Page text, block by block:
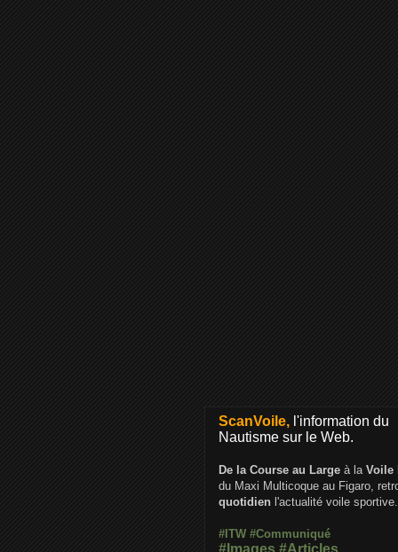
ScanVoile, l'information du
Nautisme sur le Web.
De la Course au Large à la Voile
du Maxi Multicoque au Figaro,
quotidien l'actualité voile sportive.
#ITW #Communiqué
#Images #Articles